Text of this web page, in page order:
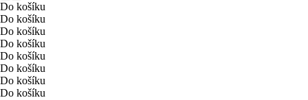
Do košíku
Do košíku
Do košíku
Do košíku
Do košíku
Do košíku
Do košíku
Do košíku